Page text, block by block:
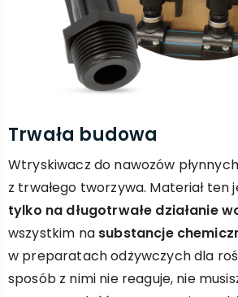
Trwała budowa
Wtryskiwacz do nawozów
z trwałego tworzywa. Materiał ten
tylko na długotrwałe działanie
wszystkim na substancje
w preparatach odżywczych dla
sposób z nimi nie reaguje, nie